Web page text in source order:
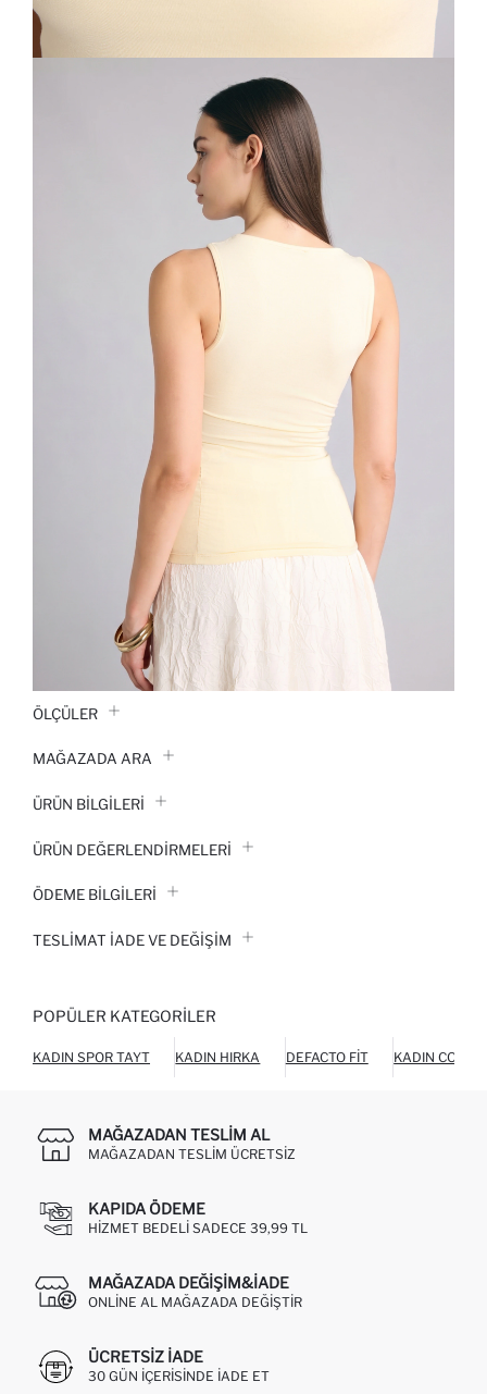
ÖLÇÜLER
MAĞAZADA ARA
ÜRÜN BILGILERI
ÜRÜN DEĞERLENDİRMELERİ
ÖDEME BİLGİLERİ
TESLIMAT İADE VE DEĞIŞIM
POPÜLER KATEGORILER
KADIN SPOR TAYT KADIN HIRKA DEFACTO FIT KADIN COOOL
MAĞAZADAN TESLIM AL
MAĞAZADAN TESLIM ÜCRETSIZ
KAPIDA ÖDEME
HIZMET BEDELI SADECE 39,99 TL
MAĞAZADA DEĞIŞIM&İADE
ONLINE AL MAĞAZADA DEĞIŞTIR
ÜCRETSIZ IADE
30 GÜN IÇERISINDE IADE ET